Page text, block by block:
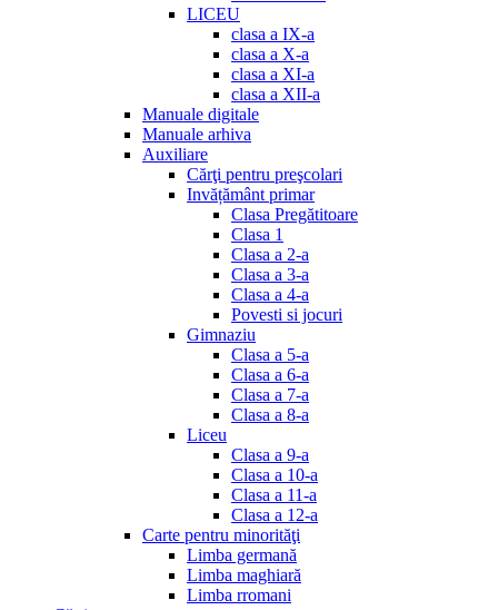
LICEU
clasa a IX-a
clasa a X-a
clasa a XI-a
clasa a XII-a
Manuale digitale
Manuale arhiva
Auxiliare
Cărţi pentru preşcolari
Invățământ primar
Clasa Pregătitoare
Clasa 1
Clasa a 2-a
Clasa a 3-a
Clasa a 4-a
Povesti si jocuri
Gimnaziu
Clasa a 5-a
Clasa a 6-a
Clasa a 7-a
Clasa a 8-a
Liceu
Clasa a 9-a
Clasa a 10-a
Clasa a 11-a
Clasa a 12-a
Carte pentru minorităţi
Limba germană
Limba maghiară
Limba rromani